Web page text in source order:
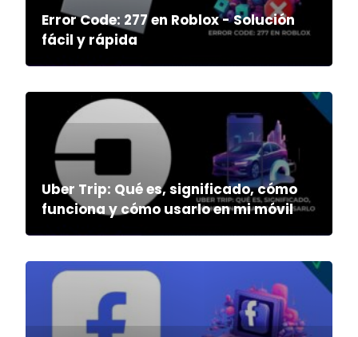
Error Code: 277 en Roblox - Solución
fácil y rápida
Uber Trip: Qué es, significado, cómo
funciona y cómo usarlo en mi móvil